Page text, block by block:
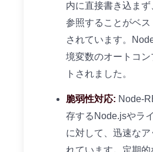
内に直接書き込ま
参照することがベス
されています。
境変数のオートコ
トされました。
脆弱性対応: Node-
存するNode.jsやラ
に対して、迅速な